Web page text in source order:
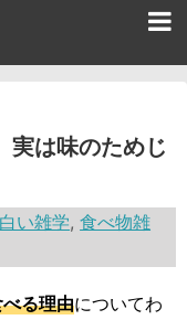
実は味のためじ
い雑学,食べ物雑
る理由についてわ